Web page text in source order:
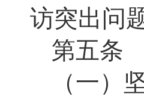
访突出问
第五条
（一）